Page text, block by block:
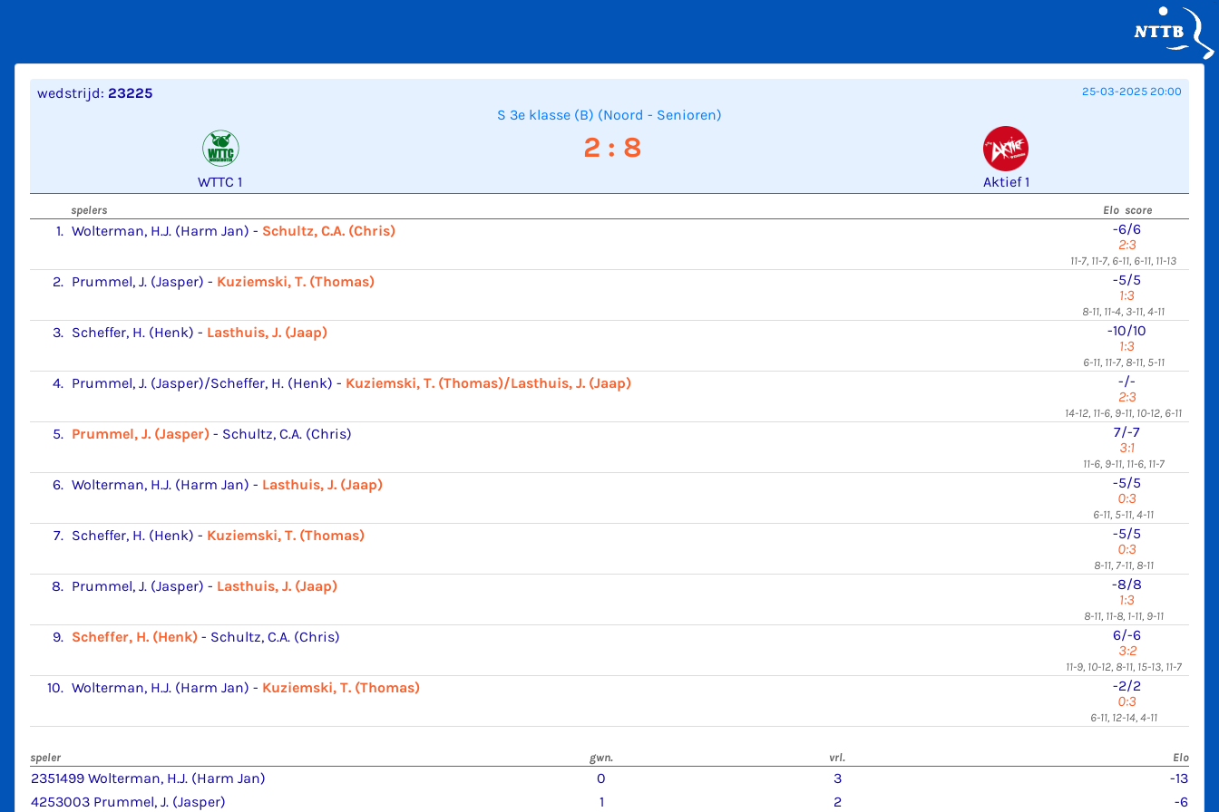
wedstrijd: 23225 25-03-2025 20:00
S 3e klasse (B) (Noord - Senioren)
WTTC 1
2 : 8
Aktief 1
spelers Elo score
1. Wolterman, H.J. (Harm Jan) - Schultz, C.A. (Chris)
-6/6
2:3
11-7, 11-7, 6-11, 6-11, 11-13
2. Prummel, J. (Jasper) - Kuziemski, T. (Thomas)
-5/5
1:3
8-11, 11-4, 3-11, 4-11
3. Scheffer, H. (Henk) - Lasthuis, J. (Jaap)
-10/10
1:3
6-11, 11-7, 8-11, 5-11
4. Prummel, J. (Jasper)/Scheffer, H. (Henk) - Kuziemski, T. (Thomas)/Lasthuis, J. (Jaap)
-/-
2:3
14-12, 11-6, 9-11, 10-12, 6-11
5. Prummel, J. (Jasper) - Schultz, C.A. (Chris)
7/-7
3:1
11-6, 9-11, 11-6, 11-7
6. Wolterman, H.J. (Harm Jan) - Lasthuis, J. (Jaap)
-5/5
0:3
6-11, 5-11, 4-11
7. Scheffer, H. (Henk) - Kuziemski, T. (Thomas)
-5/5
0:3
8-11, 7-11, 8-11
8. Prummel, J. (Jasper) - Lasthuis, J. (Jaap)
-8/8
1:3
8-11, 11-8, 1-11, 9-11
9. Scheffer, H. (Henk) - Schultz, C.A. (Chris)
6/-6
3:2
11-9, 10-12, 8-11, 15-13, 11-7
10. Wolterman, H.J. (Harm Jan) - Kuziemski, T. (Thomas)
-2/2
0:3
6-11, 12-14, 4-11
speler gwn. vrl. Elo
2351499 Wolterman, H.J. (Harm Jan) 0 3
-13
4253003 Prummel, J. (Jasper)
1 2 -6